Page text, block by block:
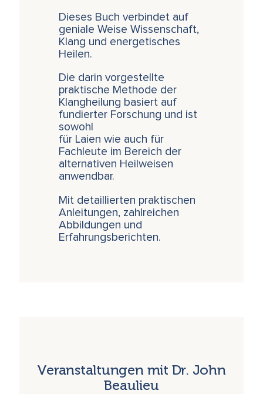
Dieses Buch verbindet auf
geniale Weise Wissenschaft,
Klang und energetisches
Heilen.
Die darin vorgestellte
praktische Methode der
Klangheilung basiert auf
fundierter Forschung und ist
sowohl
für Laien wie auch für
Fachleute im Bereich der
alternativen Heilweisen
anwendbar.
Mit detaillierten praktischen
Anleitungen, zahlreichen
Abbildungen und
Erfahrungsberichten.
Veranstaltungen mit Dr. John
Beaulieu